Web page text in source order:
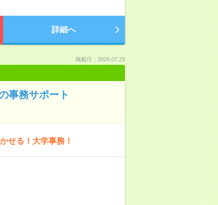
詳細へ
掲載日：2026.07.29
事務サポート
せる！大学事務！